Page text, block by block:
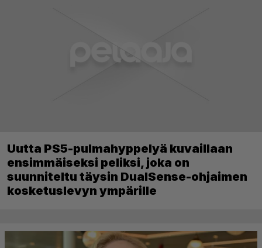
Uutta PS5-pulmahyppelyä kuvaillaan
ensimmäiseksi peliksi, joka on
suunniteltu täysin DualSense-ohjaimen
kosketuslevyn ympärille